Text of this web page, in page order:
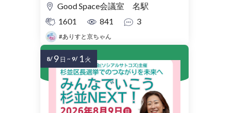
Good Space会議室 名駅
1601
841 3
#ありすと京ちゃん
8/ 9 日 ~ 9/ 1 火